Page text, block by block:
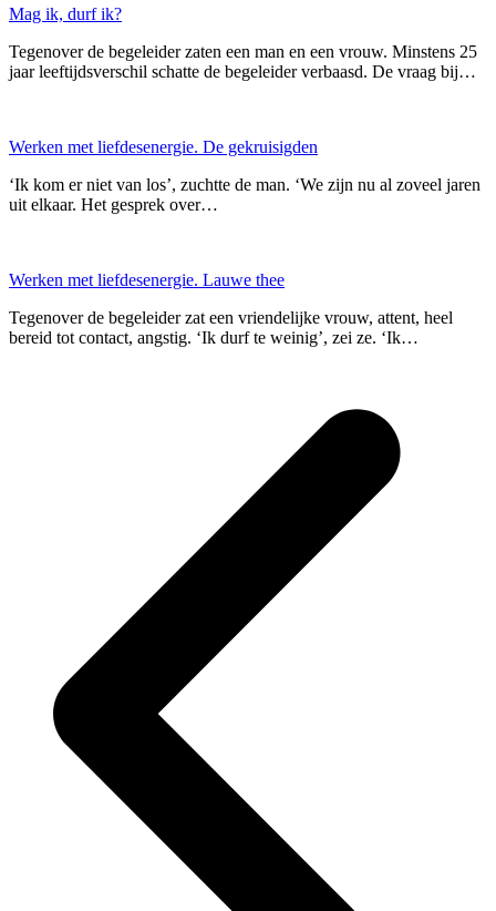
Mag ik, durf ik?
Tegenover de begeleider zaten een man en een vrouw. Minstens 25
jaar leeftijdsverschil schatte de begeleider verbaasd. De vraag bij…
Werken met liefdesenergie. De gekruisigden
‘Ik kom er niet van los’, zuchtte de man. ‘We zijn nu al zoveel jaren
uit elkaar. Het gesprek over…
Werken met liefdesenergie. Lauwe thee
Tegenover de begeleider zat een vriendelijke vrouw, attent, heel
bereid tot contact, angstig. ‘Ik durf te weinig’, zei ze. ‘Ik…